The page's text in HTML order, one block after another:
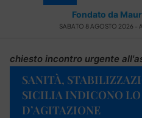
Fondato da
SABATO 8 AGOSTO 2026 -
chiesto incontro urgente
SANITÀ,
SICILIA INDICONO LO
D’AGITAZIONE